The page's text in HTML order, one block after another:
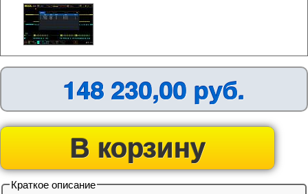
148 230,00 руб.
В корзину
Краткое описание